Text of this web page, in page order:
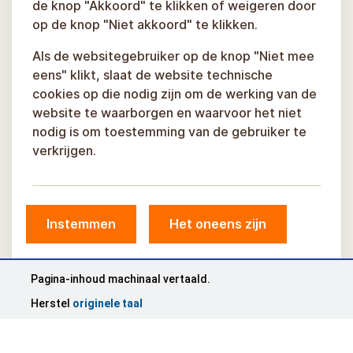
© Gemeente Sigulda, 2026.
Ontwikkeld door COSMODROME
de knop "Akkoord" te klikken of weigeren door
op de knop "Niet akkoord" te klikken.
Als de websitegebruiker op de knop "Niet mee
eens" klikt, slaat de website technische
cookies op die nodig zijn om de werking van de
website te waarborgen en waarvoor het niet
nodig is om toestemming van de gebruiker te
verkrijgen.
Instemmen Het oneens zijn
Pagina-inhoud machinaal vertaald.
Herstel originele taal